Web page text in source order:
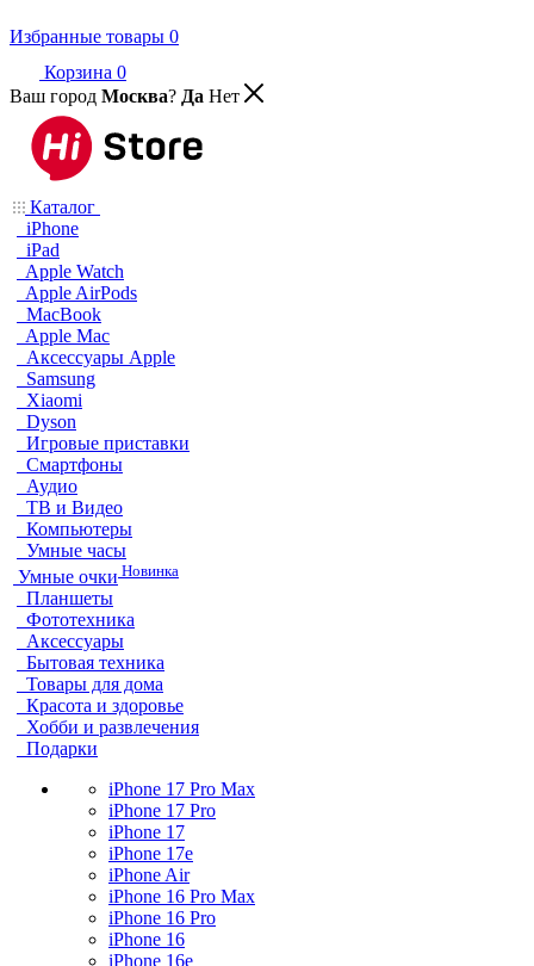
Избранные товары 0
Корзина 0
Ваш город Москва? Да Нет
Каталог
iPhone
iPad
Apple Watch
Apple AirPods
MacBook
Apple Mac
Аксессуары Apple
Samsung
Xiaomi
Dyson
Игровые приставки
Смартфоны
Аудио
ТВ и Видео
Компьютеры
Умные часы
Умные очки Новинка
Планшеты
Фототехника
Аксессуары
Бытовая техника
Товары для дома
Красота и здоровье
Хобби и развлечения
Подарки
iPhone 17 Pro Max
iPhone 17 Pro
iPhone 17
iPhone 17e
iPhone Air
iPhone 16 Pro Max
iPhone 16 Pro
iPhone 16
iPhone 16e